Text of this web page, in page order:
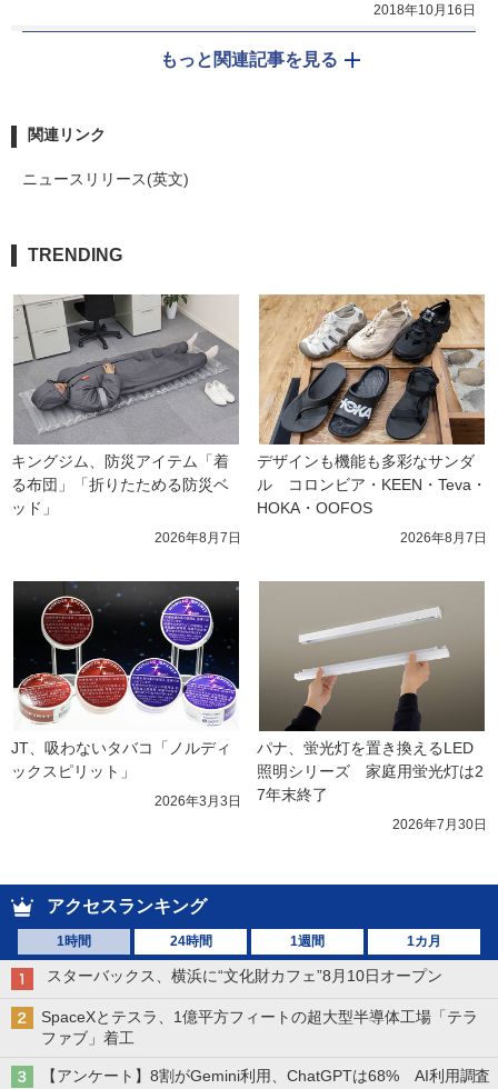
2018年10月16日
もっと関連記事を見る
関連リンク
ニュースリリース(英文)
TRENDING
キングジム、防災アイテム「着
る布団」「折りたためる防災ベ
ッド」
2026年8月7日
デザインも機能も多彩なサンダ
ル　コロンビア・KEEN・Teva・
HOKA・OOFOS
2026年8月7日
JT、吸わないタバコ「ノルディ
ックスピリット」
2026年3月3日
パナ、蛍光灯を置き換えるLED
照明シリーズ　家庭用蛍光灯は2
7年末終了
2026年7月30日
アクセスランキング
1時間 24時間 1週間 1カ月
スターバックス、横浜に“文化財カフェ”8月10日オープン
SpaceXとテスラ、1億平方フィートの超大型半導体工場「テラ
ファブ」着工
【アンケート】8割がGemini利用、ChatGPTは68% AI利用調査